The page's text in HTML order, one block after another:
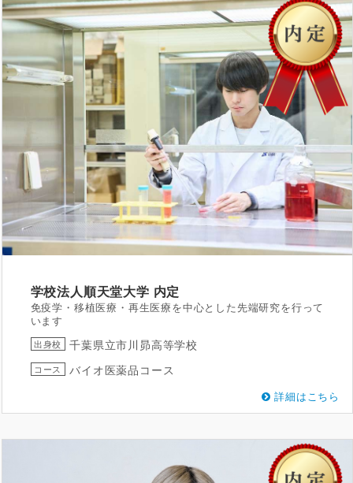
学校法人順天堂大学 内定
免疫学・移植医療・再生医療を中心とした先端研究を行って
います
出身校 千葉県立市川昴高等学校
コース バイオ医薬品コース
詳細はこちら